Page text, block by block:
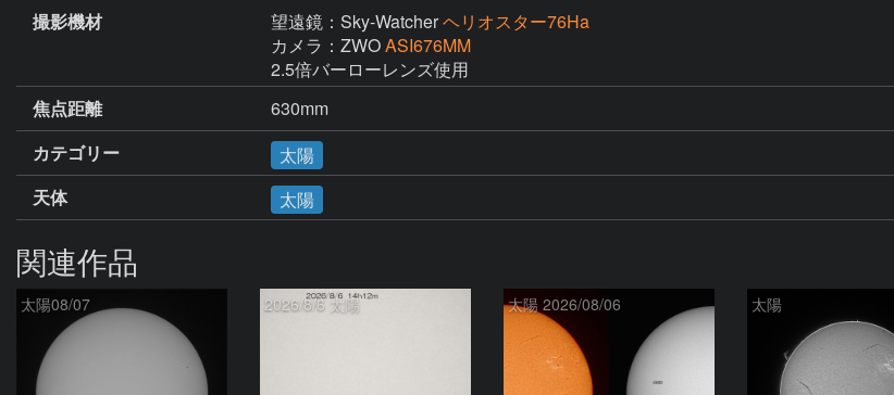
撮影機材
望遠鏡：Sky-Watcherヘリオスター76Ha
カメラ：ZWOASI676MM
2.5倍バーローレンズ使用
焦点距離
630mm
カテゴリー
太陽
天体
太陽
関連作品
太陽08/07 2026/8/6 太陽 太陽 2026/08/06 太陽